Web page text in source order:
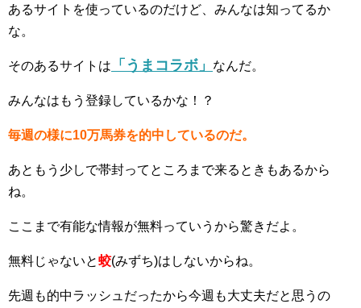
あるサイトを使っているのだけど、みんなは知ってるか
な。
そのあるサイトは 「うまコラボ」 なんだ。
みんなはもう登録しているかな！？
毎週の様に10万馬券を的中しているのだ。
あともう少しで帯封ってところまで来るときもあるから
ね。
ここまで有能な情報が無料っていうから驚きだよ。
無料じゃないと蛟(みずち)はしないからね。
先週も的中ラッシュだったから今週も大丈夫だと思うの